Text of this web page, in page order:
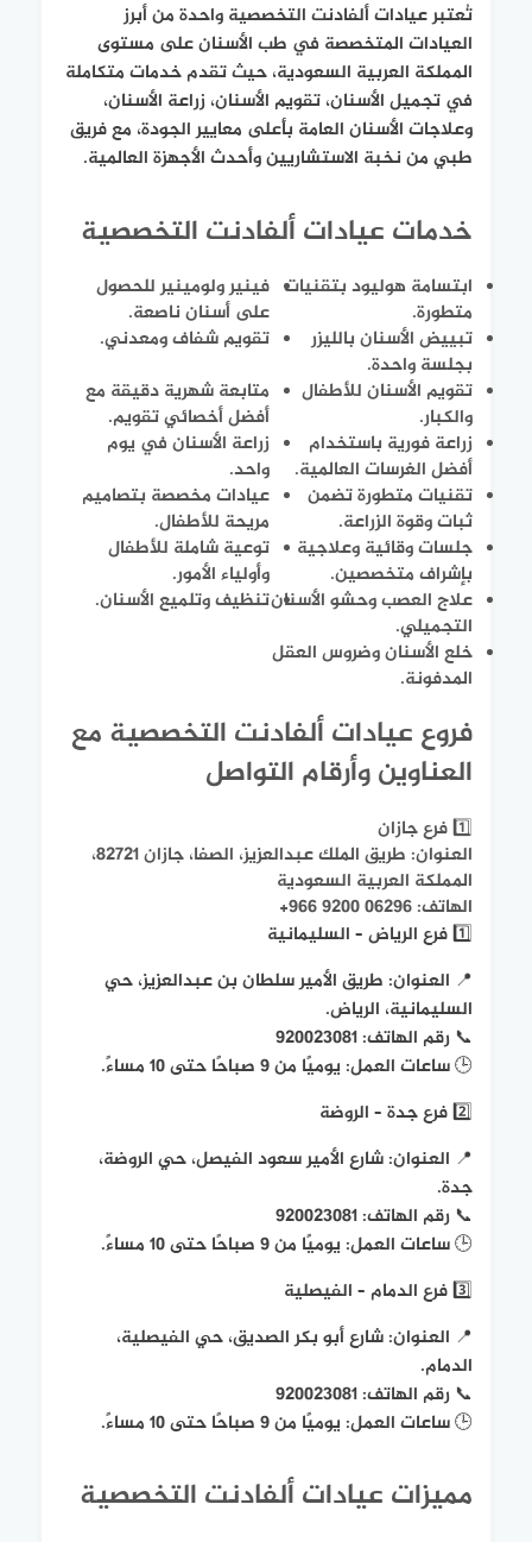
تُعتبر عيادات ألفادنت التخصصية واحدة من أبرز
العيادات المتخصصة في طب الأسنان على مستوى
المملكة العربية السعودية، حيث تقدم خدمات متكاملة
في تجميل الأسنان، تقويم الأسنان، زراعة الأسنان،
وعلاجات الأسنان العامة بأعلى معايير الجودة، مع فريق
طبي من نخبة الاستشاريين وأحدث الأجهزة العالمية.
خدمات عيادات ألفادنت التخصصية
ابتسامة هوليود بتقنيات
متطورة.
فينير ولومينير للحصول
على أسنان ناصعة.
تبييض الأسنان بالليزر
بجلسة واحدة.
تقويم شفاف ومعدني.
تقويم الأسنان للأطفال
والكبار.
متابعة شهرية دقيقة مع
أفضل أخصائي تقويم.
زراعة فورية باستخدام
أفضل الغرسات العالمية.
زراعة الأسنان في يوم
واحد.
تقنيات متطورة تضمن
ثبات وقوة الزراعة.
عيادات مخصصة بتصاميم
مريحة للأطفال.
جلسات وقائية وعلاجية
بإشراف متخصصين.
توعية شاملة للأطفال
وأولياء الأمور.
علاج العصب وحشو الأسنان
التجميلي.
تنظيف وتلميع الأسنان.
خلع الأسنان وضروس العقل
المدفونة.
فروع عيادات ألفادنت التخصصية مع
العناوين وأرقام التواصل
1️⃣ فرع جازان
العنوان:
طريق الملك عبدالعزيز، الصفا، جازان 82721،
المملكة العربية السعودية
الهاتف:+966 9200 06296
1️⃣ فرع الرياض – السليمانية
📍 العنوان: طريق الأمير سلطان بن عبدالعزيز، حي
السليمانية، الرياض.
📞 رقم الهاتف: 920023081
🕒 ساعات العمل: يوميًا من 9 صباحًا حتى 10 مساءً.
2️⃣ فرع جدة – الروضة
📍 العنوان: شارع الأمير سعود الفيصل، حي الروضة،
جدة.
📞 رقم الهاتف: 920023081
🕒 ساعات العمل: يوميًا من 9 صباحًا حتى 10 مساءً.
3️⃣ فرع الدمام – الفيصلية
📍 العنوان: شارع أبو بكر الصديق، حي الفيصلية،
الدمام.
📞 رقم الهاتف: 920023081
🕒 ساعات العمل: يوميًا من 9 صباحًا حتى 10 مساءً.
مميزات عيادات ألفادنت التخصصية